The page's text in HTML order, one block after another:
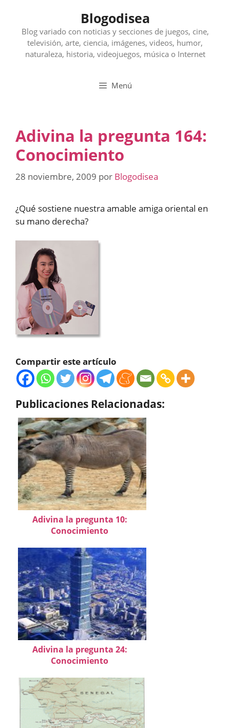
contenido
Blogodisea
Blog variado con noticias y secciones de juegos, cine,
televisión, arte, ciencia, imágenes, videos, humor,
naturaleza, historia, videojuegos, música o Internet
Menú
Adivina la pregunta 164:
Conocimiento
28 noviembre, 2009 por Blogodisea
¿Qué sostiene nuestra amable amiga oriental en
su mano derecha?
Compartir este artículo
Publicaciones Relacionadas:
Adivina la pregunta 10:
Conocimiento
Adivina la pregunta 24:
Conocimiento